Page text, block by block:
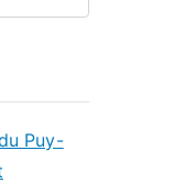
Puy-